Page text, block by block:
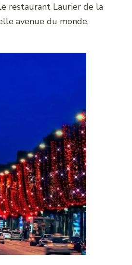
restaurant Laurier de la
avenue du monde,